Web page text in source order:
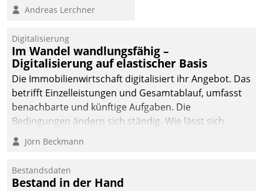
Softwareentwicklungshaus
Andreas Lerchner
Digitalisierung
Im Wandel wandlungsfähig –
Digitalisierung auf elastischer Basis
Die Immobilienwirtschaft digitalisiert ihr Angebot. Das
betrifft Einzelleistungen und Gesamtablauf, umfasst
benachbarte und künftige Aufgaben. Die
Bedingungen ändern sich ständig. Wie lässt sich
technisch die Kontrolle wahren und zugleich Freiraum
fürs Wachsen öffnen?
Jörn Beckmann
Bestandsdaten
Bestand in der Hand